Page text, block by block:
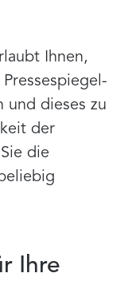
Ihnen,
und dieses zu
der
die
Ihre